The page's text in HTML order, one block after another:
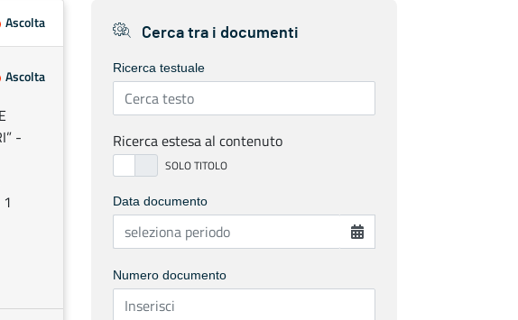
Ascolta
Ascolta
-
Cerca tra i documenti
Ricerca testuale
Ricerca estesa al contenuto
Data documento
Numero documento